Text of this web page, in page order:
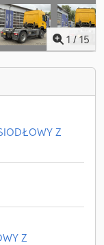
1 / 15
Z
Z